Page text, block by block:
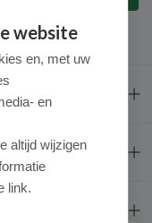
website
en, met uw
en
altijd wijzigen
link.